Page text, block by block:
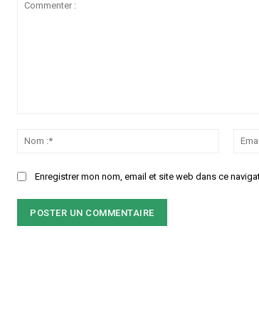
Nom
Enregistrer mon nom, email et site web dans ce